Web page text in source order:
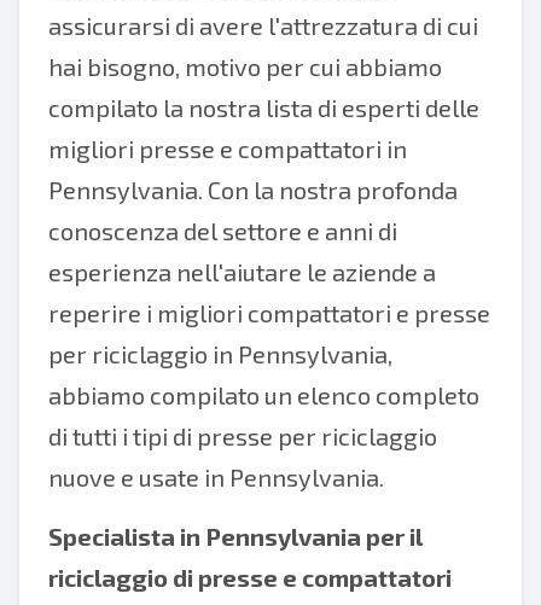
assicurarsi di avere l'attrezzatura di cui
hai bisogno, motivo per cui abbiamo
compilato la nostra lista di esperti delle
migliori presse e compattatori in
Pennsylvania. Con la nostra profonda
conoscenza del settore e anni di
esperienza nell'aiutare le aziende a
reperire i migliori compattatori e presse
per riciclaggio in Pennsylvania,
abbiamo compilato un elenco completo
di tutti i tipi di presse per riciclaggio
nuove e usate in Pennsylvania.
Specialista in Pennsylvania per il
riciclaggio di presse e compattatori